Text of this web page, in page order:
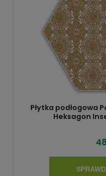
Płytka podłogowa
Heksagon